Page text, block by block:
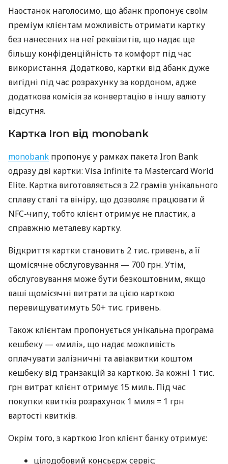
Наостанок наголосимо, що àбанк пропонує своїм
преміум клієнтам можливість отримати картку
без нанесених на неї реквізитів, що надає ще
більшу конфіденційність та комфорт під час
використання. Додатково, картки від àбанк дуже
вигідні під час розрахунку за кордоном, адже
додаткова комісія за конвертацію в іншу валюту
відсутня.
Картка Iron від monobank
monobank пропонує у рамках пакета Iron Bank
одразу дві картки: Visa Infinite та Mastercard World
Elite. Картка виготовляється з 22 грамів унікального
сплаву сталі та вініру, що дозволяє працювати й
NFC-чипу, тобто клієнт отримує не пластик, а
справжню металеву картку.
Відкриття картки становить 2 тис. гривень, а її
щомісячне обслуговування — 700 грн. Утім,
обслуговування може бути безкоштовним, якщо
ваші щомісячні витрати за цією карткою
перевищуватимуть 50+ тис. гривень.
Також клієнтам пропонується унікальна програма
кешбеку — «милі», що надає можливість
оплачувати залізничні та авіаквитки коштом
кешбеку від транзакцій за карткою. За кожні 1 тис.
грн витрат клієнт отримує 15 миль. Під час
покупки квитків розрахунок 1 миля = 1 грн
вартості квитків.
Окрім того, з карткою Iron клієнт банку отримує:
цілодобовий консьєрж сервіс;